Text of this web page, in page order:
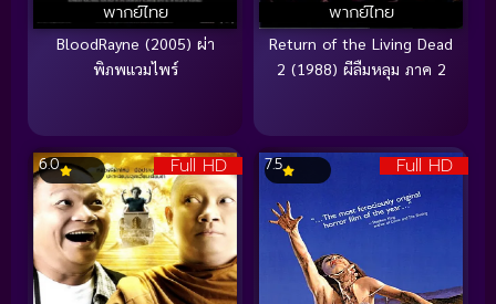
พากย์ไทย
BloodRayne (2005) ผ่า
พิภพแวมไพร์
พากย์ไทย
Return of the Living Dead
2 (1988) ผีลืมหลุม ภาค 2
Full HD
6.0 Full HD
7.5